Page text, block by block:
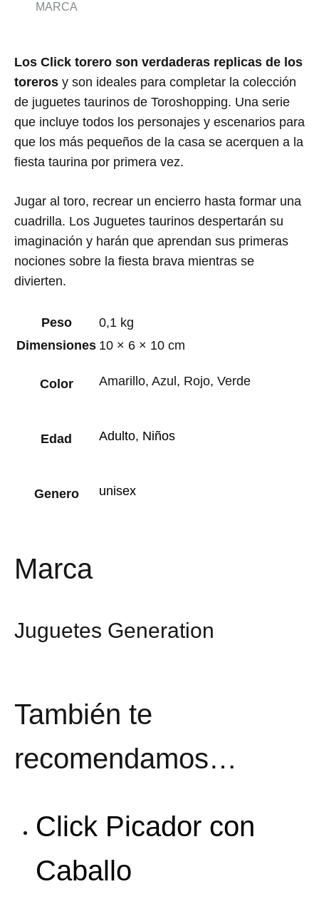
MARCA
Los Click torero son verdaderas replicas de los
toreros y son ideales para completar la colección
de juguetes taurinos de Toroshopping. Una serie
que incluye todos los personajes y escenarios para
que los más pequeños de la casa se acerquen a la
fiesta taurina por primera vez.
Jugar al toro, recrear un encierro hasta formar una
cuadrilla. Los Juguetes taurinos despertarán su
imaginación y harán que aprendan sus primeras
nociones sobre la fiesta brava mientras se
divierten.
Peso
0,1 kg
Dimensiones 10 × 6 × 10 cm
Color Amarillo, Azul, Rojo, Verde
Edad Adulto, Niños
Genero unisex
Marca
Juguetes Generation
También te
recomendamos…
Click Picador con
Caballo